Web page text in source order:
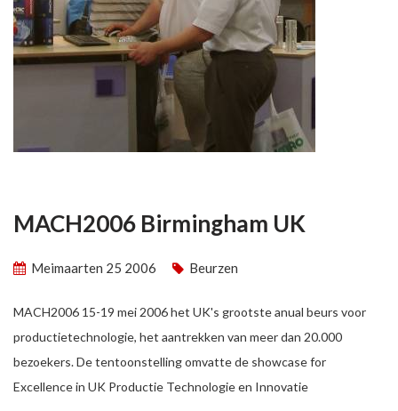
MACH2006 Birmingham UK
Meimaarten 25 2006 Beurzen
MACH2006 15-19 mei 2006 het UK's grootste anual beurs voor
productietechnologie, het aantrekken van meer dan 20.000
bezoekers. De tentoonstelling omvatte de showcase for
Excellence in UK Productie Technologie en Innovatie